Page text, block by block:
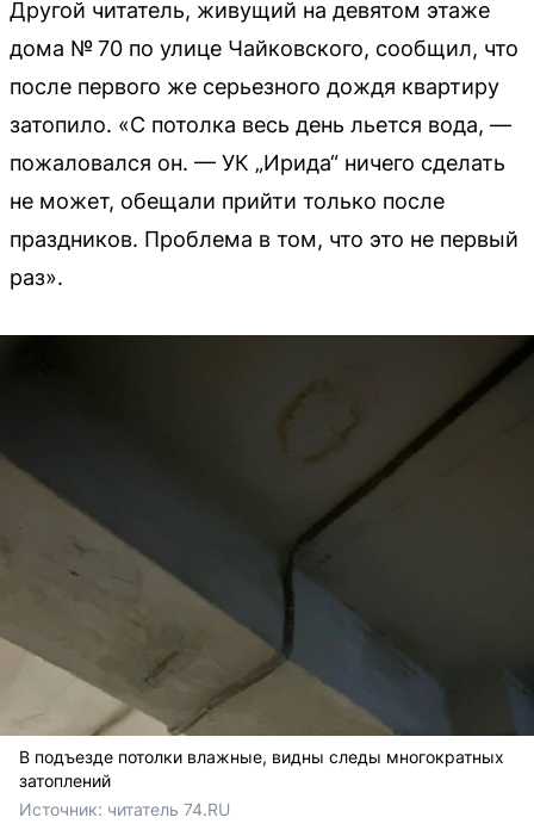
Другой читатель, живущий на девятом этаже
дома № 70 по улице Чайковского, сообщил, что
после первого же серьезного дождя квартиру
затопило. «С потолка весь день льется вода, —
пожаловался он. — УК „Ирида“ ничего сделать
не может, обещали прийти только после
праздников. Проблема в том, что это не первый
раз».
В подъезде потолки влажные, видны следы многократных
затоплений
Источник: читатель 74.RU